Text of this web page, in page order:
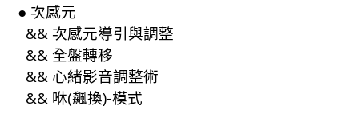
● 次感元
&& 次感元導引與調整
&& 全盤轉移
&& 心緒影音調整術
&& 咻(飆換)-模式